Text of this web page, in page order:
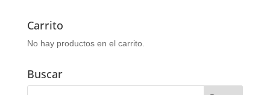
Carrito
No hay productos en el carrito.
Buscar